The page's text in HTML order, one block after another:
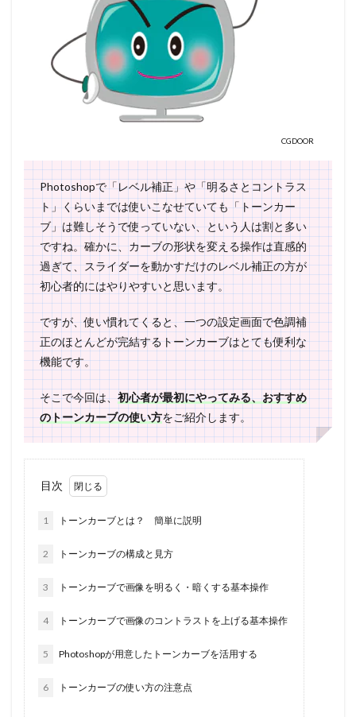
CGDOOR
Photoshopで「レベル補正」や「明るさとコントラス
ト」くらいまでは使いこなせていても「トーンカー
ブ」は難しそうで使っていない、という人は割と多い
ですね。確かに、カーブの形状を変える操作は直感的
過ぎて、スライダーを動かすだけのレベル補正の方が
初心者的にはやりやすいと思います。
ですが、使い慣れてくると、一つの設定画面で色調補
正のほとんどが完結するトーンカーブはとても便利な
機能です。
そこで今回は、初心者が最初にやってみる、おすすめ
のトーンカーブの使い方をご紹介します。
目次
1 トーンカーブとは？ 簡単に説明
2 トーンカーブの構成と見方
3 トーンカーブで画像を明るく・暗くする基本操作
4 トーンカーブで画像のコントラストを上げる基本操作
5 Photoshopが用意したトーンカーブを活用する
6 トーンカーブの使い方の注意点